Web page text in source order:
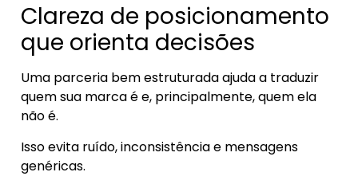
Clareza de posicionamento
que orienta decisões
Uma parceria bem estruturada ajuda a traduzir
quem sua marca é e, principalmente, quem ela
não é.
Isso evita ruído, inconsistência e mensagens
genéricas.